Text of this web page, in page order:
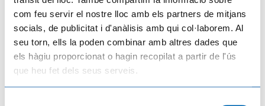
com feu servir el nostre lloc amb els partners de mitjans
socials, de publicitat i d'anàlisis amb qui col·laborem. Al
seu torn, ells la poden combinar amb altres dades que
els hàgiu proporcionat o hagin recopilat a partir de l'ús
que heu fet dels seus serveis.
Notícies relacionades